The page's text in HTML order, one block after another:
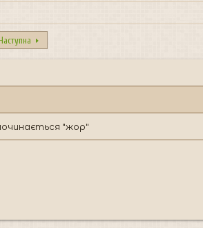
Наступна
"жор"